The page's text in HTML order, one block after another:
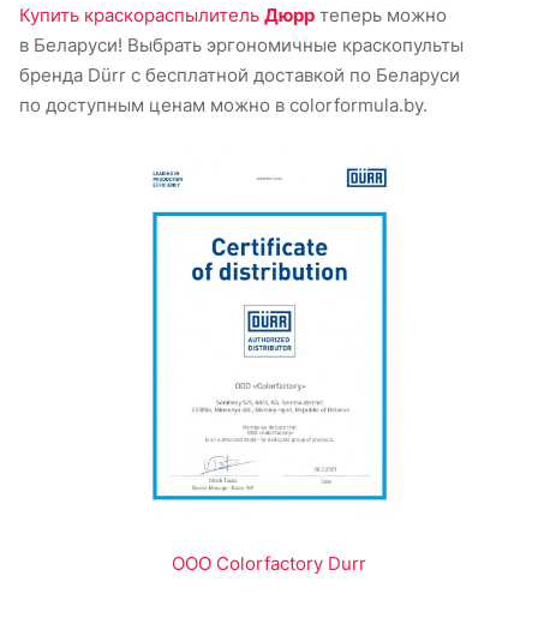
Купить краскораспылитель Дюрр теперь можно
в Беларуси! Выбрать эргономичные краскопульты
бренда Dürr с бесплатной доставкой по Беларуси
по доступным ценам можно в colorformula.by.
OOO Colorfactory Durr